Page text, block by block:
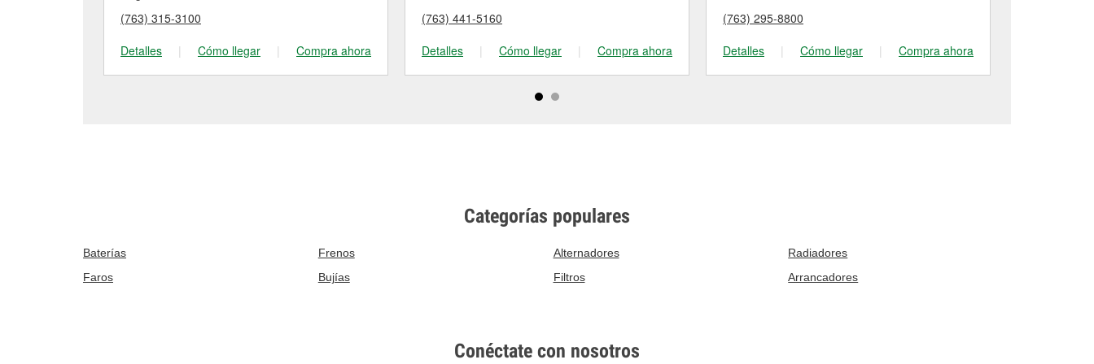
(763) 315-3100
Detalles
| Cómo llegar | Compra ahora
(763) 441-5160
Detalles
| Cómo llegar | Compra ahora
(763) 295-8800
Detalles
| Cómo llegar | Compra ahora
Categorías populares
Baterías Frenos Alternadores
Radiadores
Faros
Bujías Filtros Arrancadores
Conéctate con nosotros